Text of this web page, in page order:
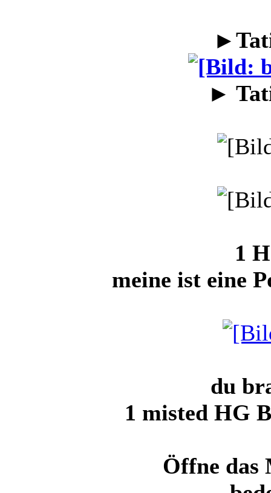
►
1
meine ist eine
du
1 misted HG
Öffne das